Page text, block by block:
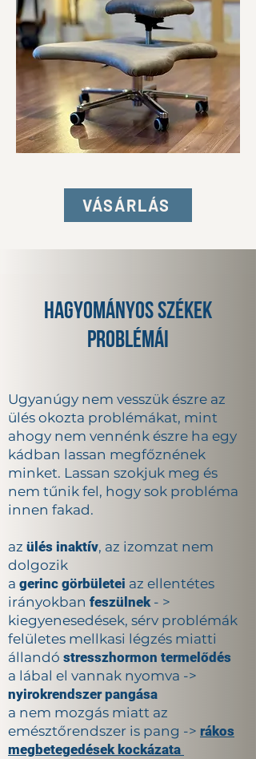
VÁSÁRLÁS
hagyományos székek
problémái
Ugyanúgy nem vesszük észre az
ülés okozta problémákat, mint
ahogy nem vennénk észre ha egy
kádban lassan megfőznének
minket. Lassan szokjuk meg és
nem tűnik fel, hogy sok probléma
innen fakad.
az ülés inaktív, az izomzat nem
dolgozik
a gerinc görbületei az ellentétes
irányokban feszülnek- >
kiegyenesedések, sérv problémák
felületes mellkasi légzés miatti
állandó stresszhormon termelődés
a lábal el vannak nyomva ->
nyirokrendszer pangása
a nem mozgás miatt az
emésztőrendszer is pang -> rákos
megbetegedések kockázata